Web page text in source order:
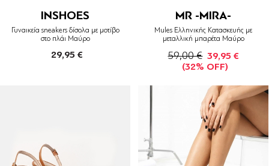
INSHOES
Γυναικεία sneakers δίσολα με μοτίβο
στο πλάι Μαύρο
29,95 €
MR -MIRA-
Mules Ελληνικής Κατασκευής με
μεταλλική μπαρέτα Μαύρο
59,00 € 39,95 €
(32% OFF)